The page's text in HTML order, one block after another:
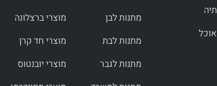
מתנות לבן
מתנות לבת
מתנות לגבר
מוצרי ברצלונה
מוצרי חד קרן
מוצרי יובנטוס